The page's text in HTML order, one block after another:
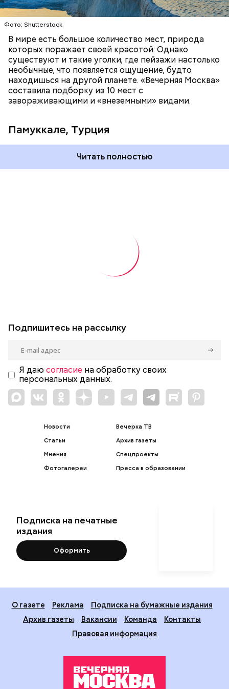
Фото: Shutterstock
В мире есть большое количество мест, природа
которых поражает своей красотой. Однако
существуют и такие уголки, где пейзажи настолько
необычные, что появляется ощущение, будто
находишься на другой планете. «Вечерняя Москва»
составила подборку из 10 мест с
завораживающими и «внеземными» видами.
Памуккале, Турция
Читать полностью
Подпишитесь на рассылку
Я даю согласие на обработку своих
персональных данных.
Новости
Статьи
Мнения
Фотогалереи
Вечерка ТВ
Архив газеты
Спецпроекты
Пресса в образовании
Подписка на печатные
издания
Оформить
О газете Реклама
Подписка на бумажные издания
Архив газеты
Вакансии Команда
Контакты
Правовая информация